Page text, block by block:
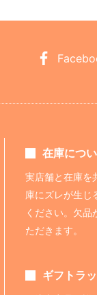
在庫につ
実店舗と在庫を
庫にズレが生じ
ください。欠品
ただきます。
ギフトラ